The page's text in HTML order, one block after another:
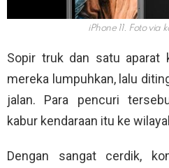
iPhone 11. Foto via
Sopir truk dan satu aparat
mereka lumpuhkan, lalu
jalan. Para pencuri
kabur kendaraan itu ke
Dengan sangat cerdik,